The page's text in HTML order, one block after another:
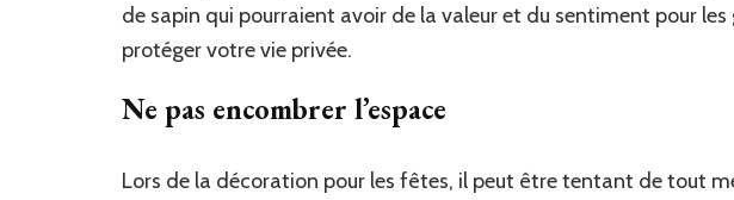
de sapin qui pourraient avoir de la valeur et du sentiment pour
protéger votre vie privée.
Ne pas encombrer l’espace
Lors de la décoration pour les fêtes, il peut être tentant de tout